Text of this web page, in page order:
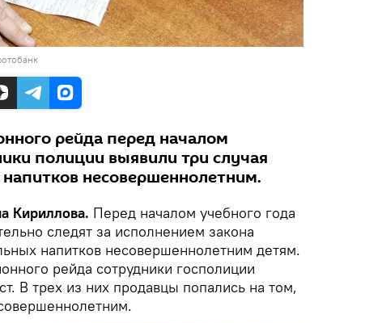
рейда перед началом
полиции выявили три случая
несовершеннолетним.
Кириллова. Перед началом учебного года
следят за исполнением закона
напитков несовершеннолетним детям.
рейда сотрудники госполиции
В трех из них продавцы попались на том,